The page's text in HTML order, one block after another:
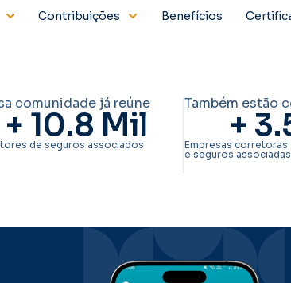
Contribuições Benefícios
comunidade já reúne
+ 10.8 Mil
de seguros associados
Também estão
+
Empresas corretoras
e seguros associadas